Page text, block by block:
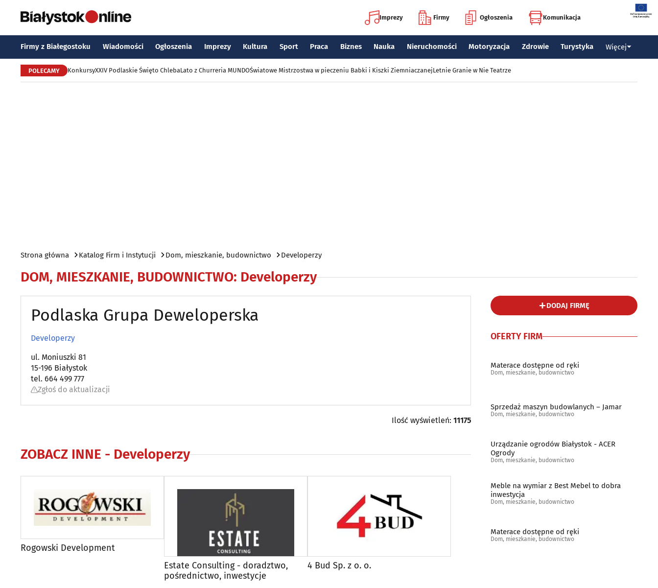
Imprezy Firmy Ogłoszenia Komunikacja
Firmy z Białegostoku Wiadomości Ogłoszenia Imprezy Kultura Sport Praca Biznes Nauka Nieruchomości Motoryzacja Zdrowie Turystyka Więcej
POLECAMY KonkursyXXIV Podlaskie Święto ChlebaLato z Churreria MUNDOŚwiatowe Mistrzostwa w pieczeniu Babki i Kiszki ZiemniaczanejLetnie Granie w Nie Teatrze
Strona główna Katalog Firm i Instytucji Dom, mieszkanie, budownictwo Developerzy
DOM, MIESZKANIE, BUDOWNICTWO: Developerzy
Podlaska Grupa Deweloperska
Developerzy
ul. Moniuszki 81
15-196 Białystok
tel. 664 499 777
Zgłoś do aktualizacji
Ilość wyświetleń: 11175
ZOBACZ INNE - Developerzy
Rogowski Development
Estate Consulting - doradztwo,
pośrednictwo, inwestycje
4 Bud Sp. z o. o.
DODAJ FIRMĘ
OFERTY FIRM
Materace dostępne od ręki
Dom, mieszkanie, budownictwo
Sprzedaż maszyn budowlanych – Jamar
Dom, mieszkanie, budownictwo
Urządzanie ogrodów Białystok - ACER
Ogrody
Dom, mieszkanie, budownictwo
Meble na wymiar z Best Mebel to dobra
inwestycja
Dom, mieszkanie, budownictwo
Materace dostępne od ręki
Dom, mieszkanie, budownictwo